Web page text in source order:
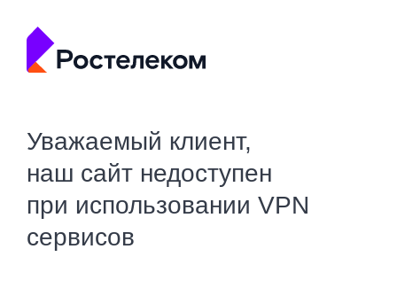
Уважаемый клиент,
наш сайт недоступен
при использовании VPN
сервисов